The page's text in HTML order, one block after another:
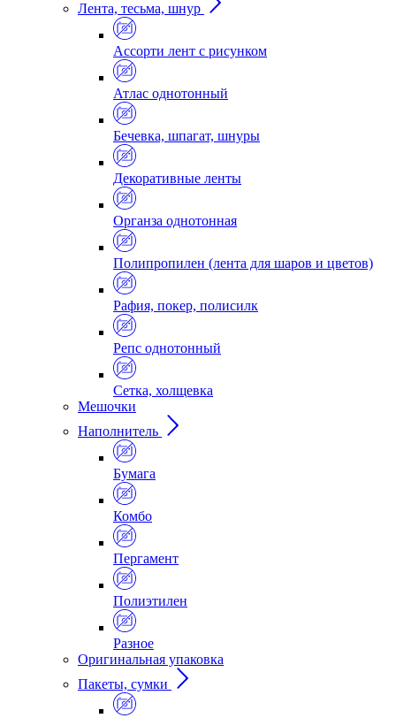
Лента, тесьма, шнур
Ассорти лент с рисунком
Атлас однотонный
Бечевка, шпагат, шнуры
Декоративные ленты
Органза однотонная
Полипропилен (лента для шаров и цветов)
Рафия, покер, полисилк
Репс однотонный
Сетка, холщевка
Мешочки
Наполнитель
Бумага
Комбо
Пергамент
Полиэтилен
Разное
Оригинальная упаковка
Пакеты, сумки